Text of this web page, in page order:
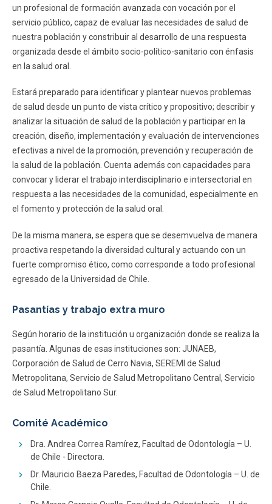
un profesional de formación avanzada con vocación por el
servicio público, capaz de evaluar las necesidades de salud de
nuestra población y constribuir al desarrollo de una respuesta
organizada desde el ámbito socio-político-sanitario con énfasis
en la salud oral.
Estará preparado para identificar y plantear nuevos problemas
de salud desde un punto de vista crítico y propositivo; describir y
analizar la situación de salud de la población y participar en la
creación, diseño, implementación y evaluación de intervenciones
efectivas a nivel de la promoción, prevención y recuperación de
la salud de la población. Cuenta además con capacidades para
convocar y liderar el trabajo interdisciplinario e intersectorial en
respuesta a las necesidades de la comunidad, especialmente en
el fomento y protección de la salud oral.
De la misma manera, se espera que se desemvuelva de manera
proactiva respetando la diversidad cultural y actuando con un
fuerte compromiso ético, como corresponde a todo profesional
egresado de la Universidad de Chile.
Pasantías y trabajo extra muro
Según horario de la institución u organización donde se realiza la
pasantía. Algunas de esas instituciones son: JUNAEB,
Corporación de Salud de Cerro Navia, SEREMI de Salud
Metropolitana, Servicio de Salud Metropolitano Central, Servicio
de Salud Metropolitano Sur.
Comité Académico
Dra. Andrea Correa Ramírez, Facultad de Odontología – U.
de Chile - Directora.
Dr. Mauricio Baeza Paredes, Facultad de Odontología – U. de
Chile.